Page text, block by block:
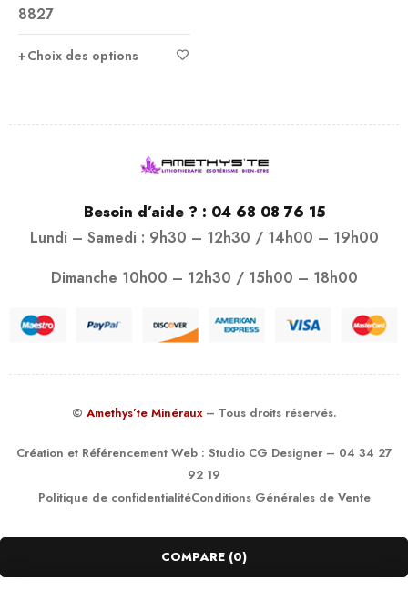
8827
Choix des options
Besoin d’aide ? : 04 68 08 76 15
Lundi – Samedi : 9h30 – 12h30 / 14h00 – 19h00
Dimanche 10h00 – 12h30 / 15h00 – 18h00
© Amethys’te Minéraux – Tous droits réservés.
Création et Référencement Web : Studio CG Designer– 04 34 27
92 19
Politique de confidentialitéConditions Générales de Vente
COMPARE (0)